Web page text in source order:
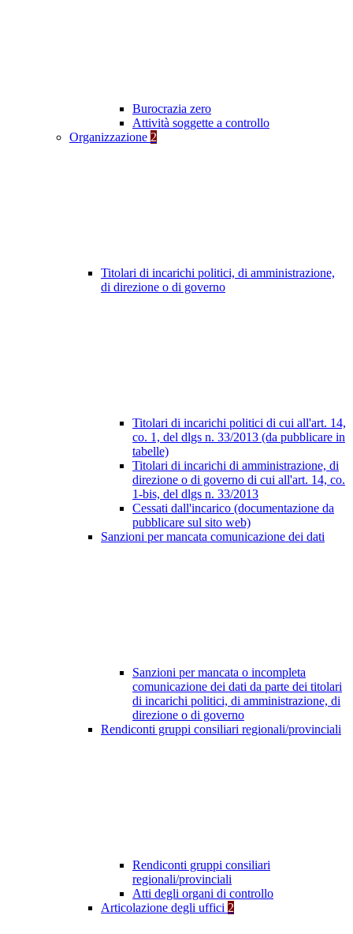
Burocrazia zero
Attività soggette a controllo
Organizzazione 2
Titolari di incarichi politici, di amministrazione,
di direzione o di governo
Titolari di incarichi politici di cui all'art. 14,
co. 1, del dlgs n. 33/2013 (da pubblicare in
tabelle)
Titolari di incarichi di amministrazione, di
direzione o di governo di cui all'art. 14, co.
1-bis, del dlgs n. 33/2013
Cessati dall'incarico (documentazione da
pubblicare sul sito web)
Sanzioni per mancata comunicazione dei dati
Sanzioni per mancata o incompleta
comunicazione dei dati da parte dei titolari
di incarichi politici, di amministrazione, di
direzione o di governo
Rendiconti gruppi consiliari regionali/provinciali
Rendiconti gruppi consiliari
regionali/provinciali
Atti degli organi di controllo
Articolazione degli uffici 2